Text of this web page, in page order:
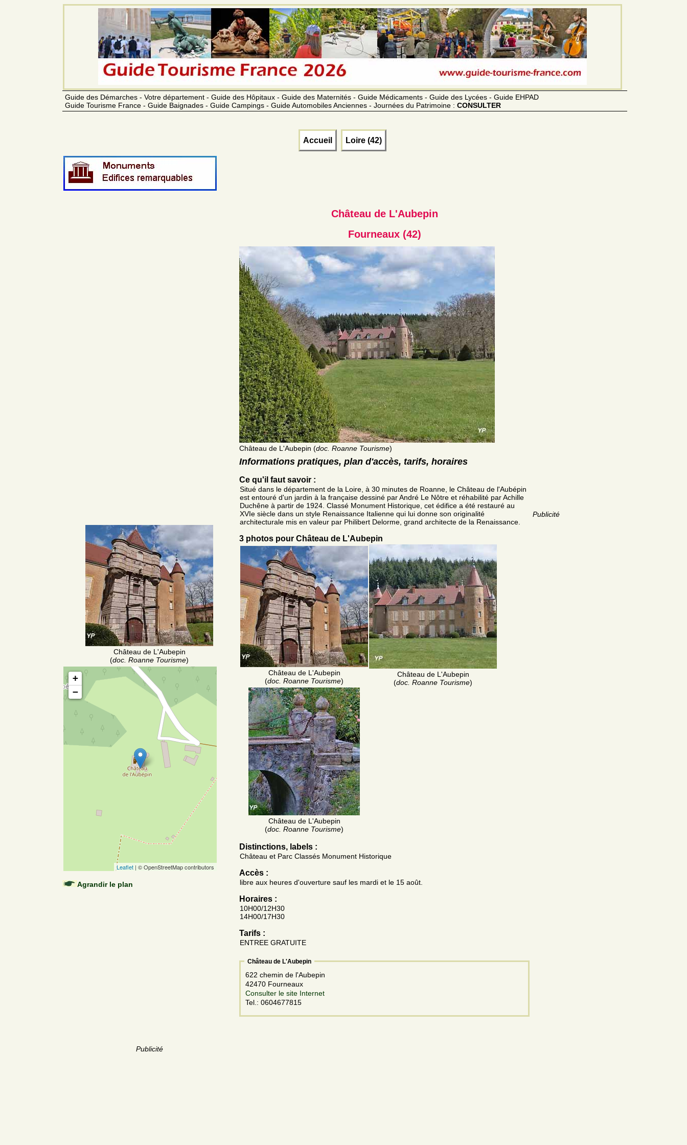
Guide des Démarches - Votre département - Guide des Hôpitaux - Guide des Maternités - Guide Médicaments - Guide des Lycées - Guide EHPAD
Guide Tourisme France - Guide Baignades - Guide Campings - Guide Automobiles Anciennes - Journées du Patrimoine : CONSULTER
Accueil Loire (42)
Château de L'Aubepin
(doc. Roanne Tourisme)
+
−
Leaflet | © OpenStreetMap contributors
Agrandir le plan
Publicité
Publicité
Château de L'Aubepin
Fourneaux (42)
Château de L'Aubepin (doc. Roanne Tourisme)
Informations pratiques, plan d'accès, tarifs, horaires
Ce qu'il faut savoir :
Situé dans le département de la Loire, à 30 minutes de Roanne, le Château de l'Aubépin
est entouré d'un jardin à la française dessiné par André Le Nôtre et réhabilité par Achille
Duchêne à partir de 1924. Classé Monument Historique, cet édifice a été restauré au
XVIe siècle dans un style Renaissance Italienne qui lui donne son originalité
architecturale mis en valeur par Philibert Delorme, grand architecte de la Renaissance.
3 photos pour Château de L'Aubepin
Château de L'Aubepin
(doc. Roanne Tourisme)
Château de L'Aubepin
(doc. Roanne Tourisme)
Château de L'Aubepin
(doc. Roanne Tourisme)
Distinctions, labels :
Château et Parc Classés Monument Historique
Accès :
libre aux heures d'ouverture sauf les mardi et le 15 août.
Horaires :
10H00/12H30
14H00/17H30
Tarifs :
ENTREE GRATUITE
Château de L'Aubepin
622 chemin de l'Aubepin
42470 Fourneaux
Consulter le site Internet
Tel.: 0604677815